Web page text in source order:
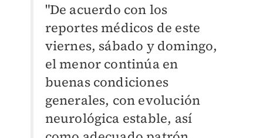
"De acuerdo con los
reportes médicos de este
viernes, sábado y domingo,
el menor continúa en
buenas condiciones
generales, con evolución
neurológica estable, así